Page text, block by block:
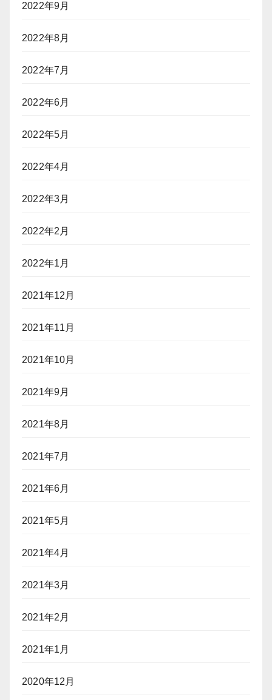
2022年9月
2022年8月
2022年7月
2022年6月
2022年5月
2022年4月
2022年3月
2022年2月
2022年1月
2021年12月
2021年11月
2021年10月
2021年9月
2021年8月
2021年7月
2021年6月
2021年5月
2021年4月
2021年3月
2021年2月
2021年1月
2020年12月